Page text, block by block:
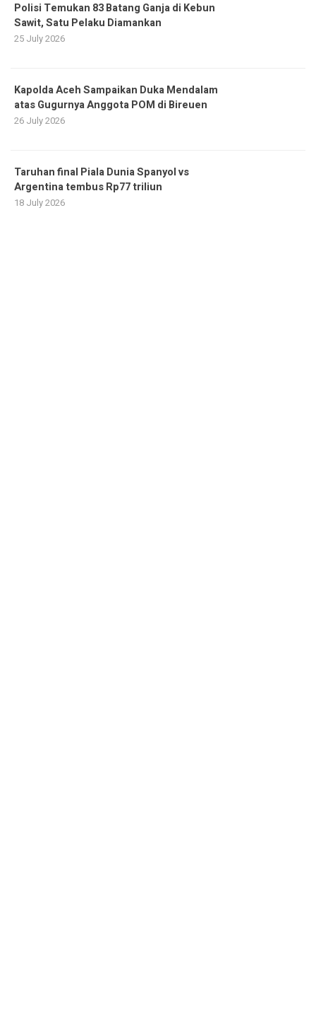
Polisi Temukan 83 Batang Ganja di Kebun
Sawit, Satu Pelaku Diamankan
25 July 2026
Kapolda Aceh Sampaikan Duka Mendalam
atas Gugurnya Anggota POM di Bireuen
26 July 2026
Taruhan final Piala Dunia Spanyol vs
Argentina tembus Rp77 triliun
18 July 2026